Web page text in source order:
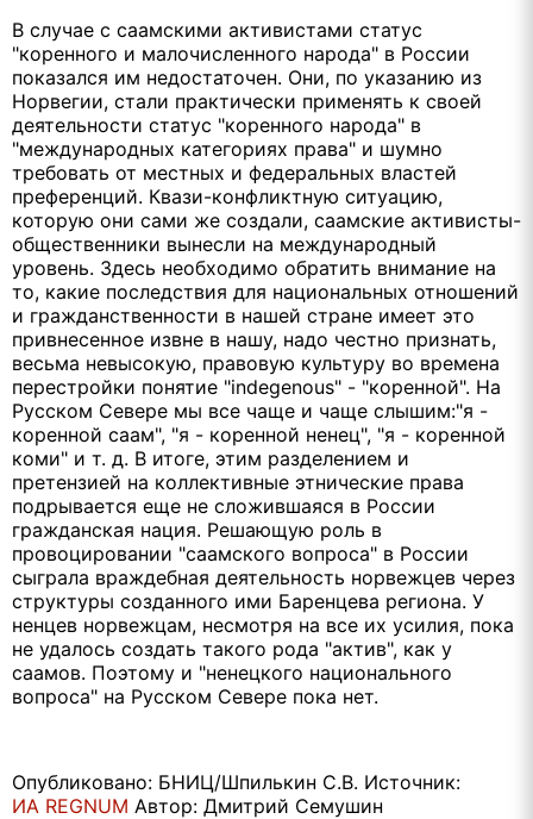
В случае с саамскими активистами статус
"коренного и малочисленного народа" в России
показался им недостаточен. Они, по указанию из
Норвегии, стали практически применять к своей
деятельности статус "коренного народа" в
"международных категориях права" и шумно
требовать от местных и федеральных властей
преференций. Квази-конфликтную ситуацию,
которую они сами же создали, саамские активисты-
общественники вынесли на международный
уровень. Здесь необходимо обратить внимание на
то, какие последствия для национальных отношений
и гражданственности в нашей стране имеет это
привнесенное извне в нашу, надо честно признать,
весьма невысокую, правовую культуру во времена
перестройки понятие "indegenous" - "коренной". На
Русском Севере мы все чаще и чаще слышим:"я -
коренной саам", "я - коренной ненец", "я - коренной
коми" и т. д. В итоге, этим разделением и
претензией на коллективные этнические права
подрывается еще не сложившаяся в России
гражданская нация. Решающую роль в
провоцировании "саамского вопроса" в России
сыграла враждебная деятельность норвежцев через
структуры созданного ими Баренцева региона. У
ненцев норвежцам, несмотря на все их усилия, пока
не удалось создать такого рода "актив", как у
саамов. Поэтому и "ненецкого национального
вопроса" на Русском Севере пока нет.
Опубликовано: БНИЦ/Шпилькин С.В. Источник:
ИА REGNUM Автор: Дмитрий Семушин